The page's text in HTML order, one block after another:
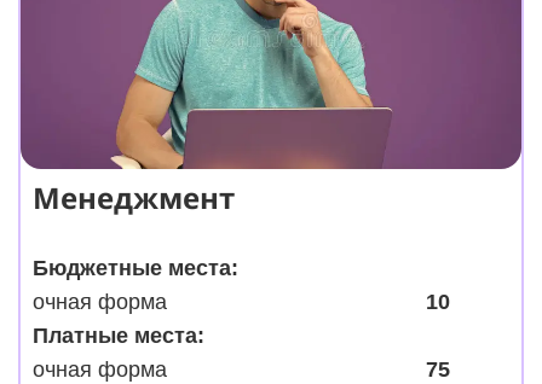
Менеджмент
Бюджетные места:
очная форма
Платные места:
очная форма
10
75